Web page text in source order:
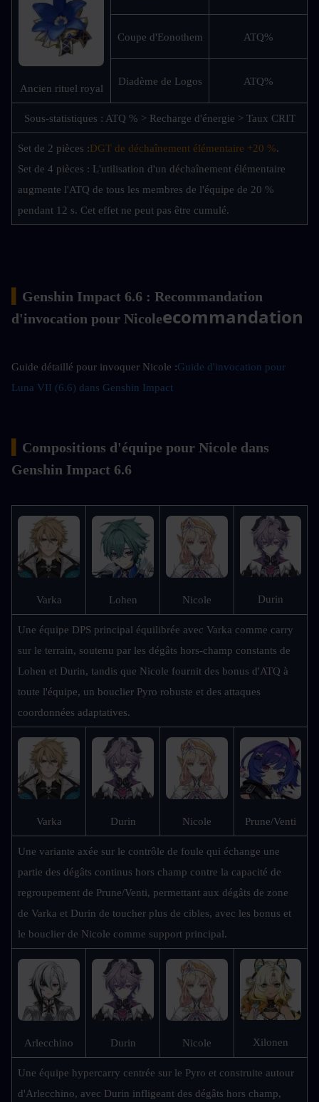
Ancien rituel royal
Coupe d'Eonothem ATQ%
Diadème de Logos ATQ%
Sous-statistiques : ATQ % > Recharge d'énergie > Taux CRIT
Set de 2 pièces :DGT de déchaînement élémentaire +20 %.
Set de 4 pièces : L'utilisation d'un déchaînement élémentaire
augmente l'ATQ de tous les membres de l'équipe de 20 %
pendant 12 s. Cet effet ne peut pas être cumulé.
Genshin Impact 6.6 : Recommandation
d'invocation pour Nicoleecommandation
Guide détaillé pour invoquer Nicole :Guide d'invocation pour
Luna VII (6.6) dans Genshin Impact
Compositions d'équipe pour Nicole dans
Genshin Impact 6.6
Varka Lohen Nicole Durin
Une équipe DPS principal équilibrée avec Varka comme carry
sur le terrain, soutenu par les dégâts hors-champ constants de
Lohen et Durin, tandis que Nicole fournit des bonus d'ATQ à
toute l'équipe, un bouclier Pyro robuste et des attaques
coordonnées adaptatives.
Varka Durin Nicole Prune/Venti
Une variante axée sur le contrôle de foule qui échange une
partie des dégâts continus hors champ contre la capacité de
regroupement de Prune/Venti, permettant aux dégâts de zone
de Varka et Durin de toucher plus de cibles, avec les bonus et
le bouclier de Nicole comme support principal.
Arlecchino Durin Nicole Xilonen
Une équipe hypercarry centrée sur le Pyro et construite autour
d'Arlecchino, avec Durin infligeant des dégâts hors champ,